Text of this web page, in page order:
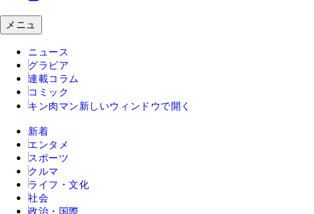
メニュ
ニュース
グラビア
連載コラム
コミック
キン肉マン 新しいウィンドウで開く
新着
エンタメ
スポーツ
クルマ
ライフ・文化
社会
政治・国際